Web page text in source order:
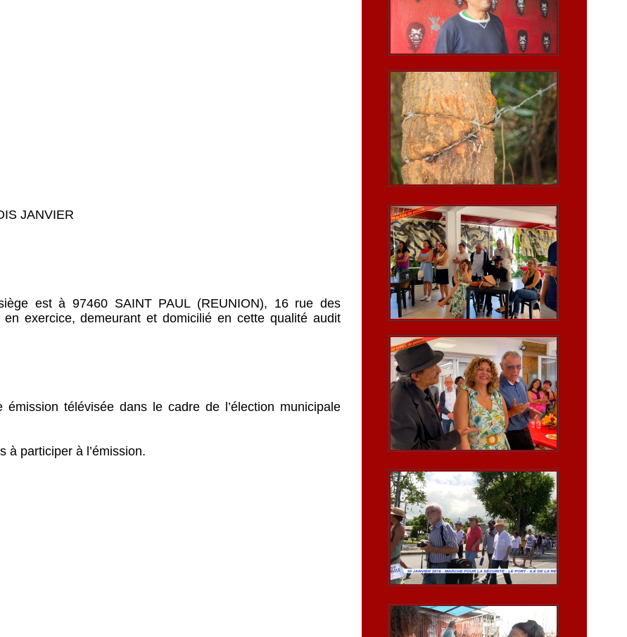
JANVIER
est à 97460 SAINT PAUL (REUNION), 16 rue des
exercice, demeurant et domicilié en cette qualité audit
émission télévisée dans le cadre de l’élection municipale
à participer à l’émission.